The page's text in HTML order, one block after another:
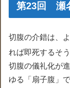
第23回 瀬
切腹の介錯は、
れば即死するそ
切腹の儀礼化が
ゆる「扇子腹」